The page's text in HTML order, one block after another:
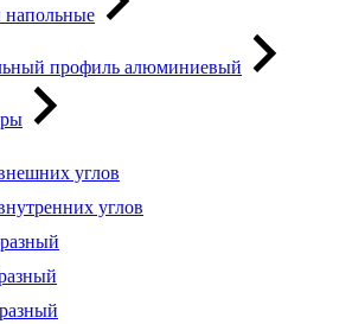
профиль алюминиевый
углов
углов